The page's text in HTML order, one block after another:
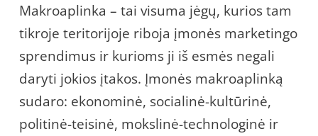
Makroaplinka – tai visuma jėgų, kurios tam
tikroje teritorijoje riboja įmonės marketingo
sprendimus ir kurioms ji iš esmės negali
daryti jokios įtakos. Įmonės makroaplinką
sudaro: ekonominė, socialinė-kultūrinė,
politinė-teisinė, mokslinė-technologinė ir